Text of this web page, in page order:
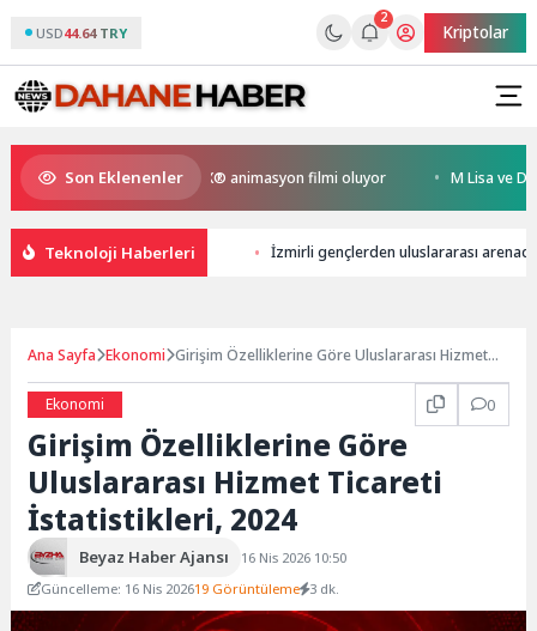
USD44.64 TRY
2
Kriptolar
Son Eklenenler
Kral Türkiye’nin ilk IMAX® animasyon filmi oluyor M Lisa ve Dolu
Teknoloji Haberleri İzmirli gençlerden uluslararası
Ana Sayfa Ekonomi Girişim Özelliklerine Göre Uluslararası Hizmet
Ekonomi
0
Girişim Özelliklerine Göre
Uluslararası Hizmet Ticareti
İstatistikleri, 2024
Beyaz Haber Ajansı
16 Nis 2026 10:50
Güncelleme: 16 Nis 202619 Görüntüleme 3 dk.